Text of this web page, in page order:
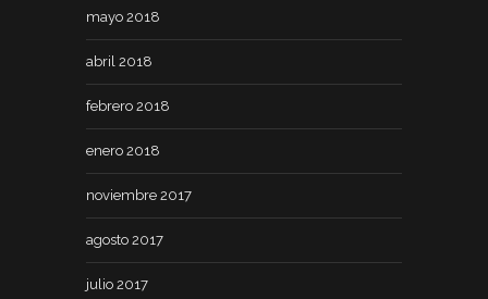
mayo 2018
abril 2018
febrero 2018
enero 2018
noviembre 2017
agosto 2017
julio 2017